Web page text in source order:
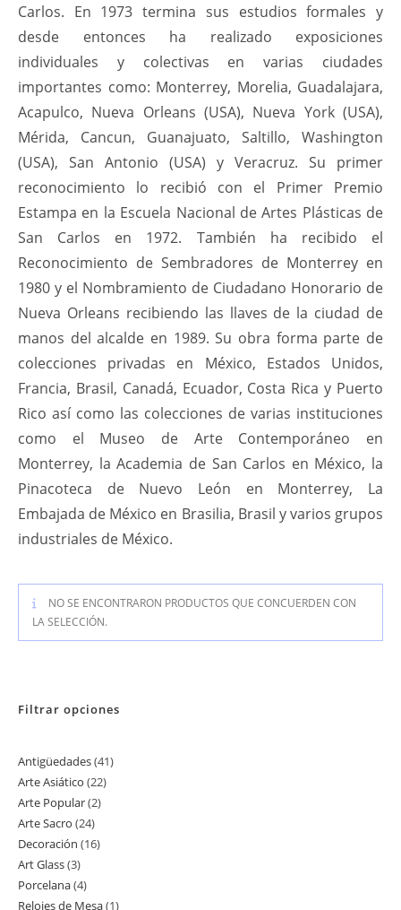
Carlos. En 1973 termina sus estudios formales y
desde entonces ha realizado exposiciones
individuales y colectivas en varias ciudades
importantes como: Monterrey, Morelia, Guadalajara,
Acapulco, Nueva Orleans (USA), Nueva York (USA),
Mérida, Cancun, Guanajuato, Saltillo, Washington
(USA), San Antonio (USA) y Veracruz. Su primer
reconocimiento lo recibió con el Primer Premio
Estampa en la Escuela Nacional de Artes Plásticas de
San Carlos en 1972. También ha recibido el
Reconocimiento de Sembradores de Monterrey en
1980 y el Nombramiento de Ciudadano Honorario de
Nueva Orleans recibiendo las llaves de la ciudad de
manos del alcalde en 1989. Su obra forma parte de
colecciones privadas en México, Estados Unidos,
Francia, Brasil, Canadá, Ecuador, Costa Rica y Puerto
Rico así como las colecciones de varias instituciones
como el Museo de Arte Contemporáneo en
Monterrey, la Academia de San Carlos en México, la
Pinacoteca de Nuevo León en Monterrey, La
Embajada de México en Brasilia, Brasil y varios grupos
industriales de México.
NO SE ENCONTRARON PRODUCTOS QUE CONCUERDEN CON
LA SELECCIÓN.
Filtrar opciones
Antigüedades 4141
Arte Asiático 2222
Arte Popular 22
Arte Sacro 2424
productos
Decoración 1616
Art Glass 33
productos
Porcelana 44
Relojes de Mesa 11